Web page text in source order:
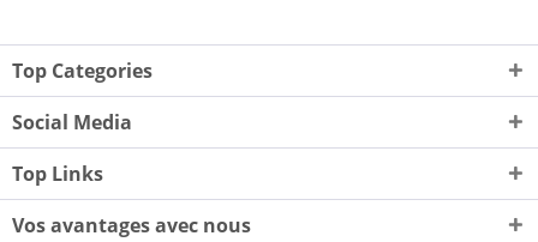
Top Categories
Social Media
Top Links
Vos avantages avec nous